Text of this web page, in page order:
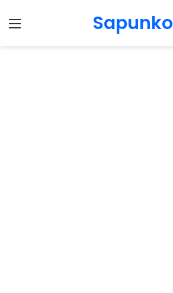
Menu Sapunko